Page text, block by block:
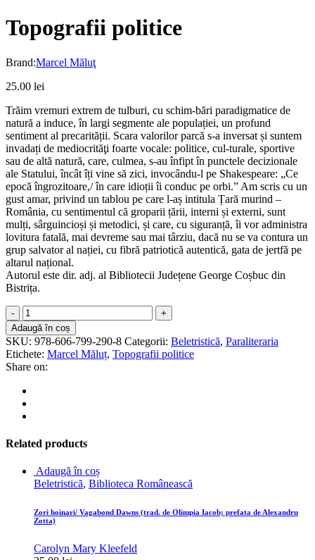
Topografii politice
Brand:Marcel Măluţ
25.00 lei
Trăim vremuri extrem de tulburi, cu schim-bări paradigmatice de
natură a induce, în largi segmente ale populației, un profund
sentiment al precarității. Scara valorilor parcă s-a inversat și suntem
invadați de mediocrităţi foarte vocale: politice, cul-turale, sportive
sau de altă natură, care, culmea, s-au înfipt în punctele decizionale
ale Statului, încât îți vine să zici, invocându-l pe Shakespeare: „Ce
epocă îngrozitoare,/ în care idioții îi conduc pe orbi.” Am scris cu un
gust amar, privind un tablou pe care l-aș intitula Țară murind –
România, cu sentimentul că groparii țării, interni și externi, sunt
mulți, sârguincioși și metodici, și care, cu siguranță, îi vor administra
lovitura fatală, mai devreme sau mai târziu, dacă nu se va contura un
grup salvator al nației, cu fibră patriotică autentică, gata de jertfă pe
altarul național.
Autorul este dir. adj. al Bibliotecii Județene George Coșbuc din
Bistrița.
Topografii
politice
quantity
Adaugă în coș
SKU: 978-606-799-290-8 Categorii: Beletristică, Paraliteraria
Etichete: Marcel Măluț, Topografii politice
Share on:
Related products
Adaugă în coș
Beletristică, Biblioteca Românească
Zori hoinari/ Vagabond Dawns (trad. de Olimpia Iacob; prefata de Alexandru
Zotta)
Carolyn Mary Kleefeld